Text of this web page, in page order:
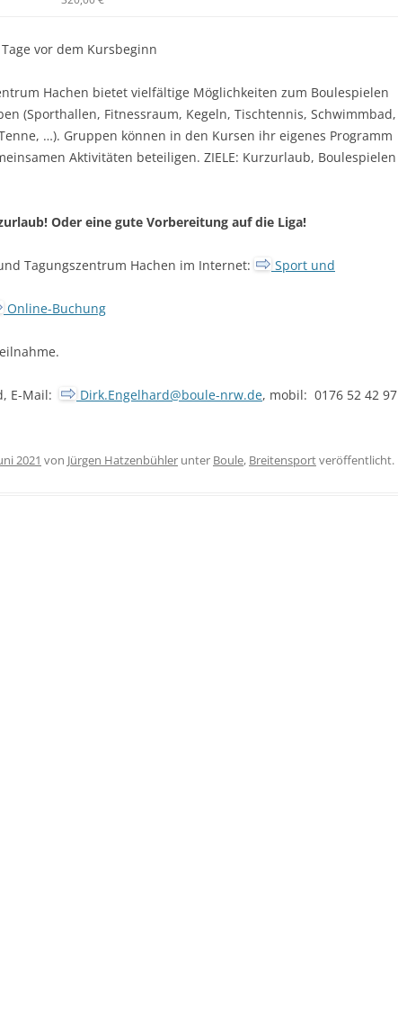
vor dem Kursbeginn
Hachen bietet vielfältige Möglichkeiten zum Boulespielen
(Sporthallen, Fitnessraum, Kegeln, Tischtennis, Schwimmbad,
…). Gruppen können in den Kursen ihr eigenes Programm
Aktivitäten beteiligen. ZIELE: Kurzurlaub, Boulespielen
Oder eine gute Vorbereitung auf die Liga!
Tagungszentrum Hachen im Internet:
Sport und
Online-Buchung
E-Mail: Dirk.Engelhard@boule-nrw.de, mobil: 0176 52 42 97
2021 von Jürgen Hatzenbühler unter Boule, Breitensportveröffentlicht.